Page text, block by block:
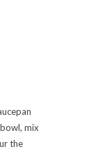
mix
the